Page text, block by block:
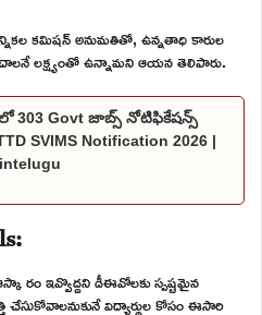
కమిషన్ అనుమతితో, ఉన్నతాధి కారుల
లక్ష్యంతో ఉన్నామని ఆయన తెలిపారు.
303 Govt జాబ్స్ నోటిఫికేషన్స్
SVIMS Notification 2026 |
రం ఇవ్వొద్దని డీఈవోలకు స్పష్టమైన
విద్యార్థుల కోసం ఈసారి